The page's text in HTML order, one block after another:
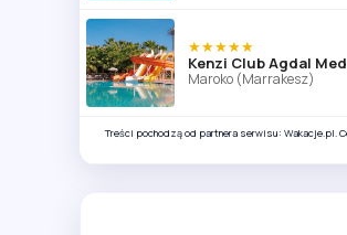
★★★★★
Kenzi Club Agdal
Maroko (Marrakesz)
Treści pochodzą od partnera serwisu: Wakacje.pl.